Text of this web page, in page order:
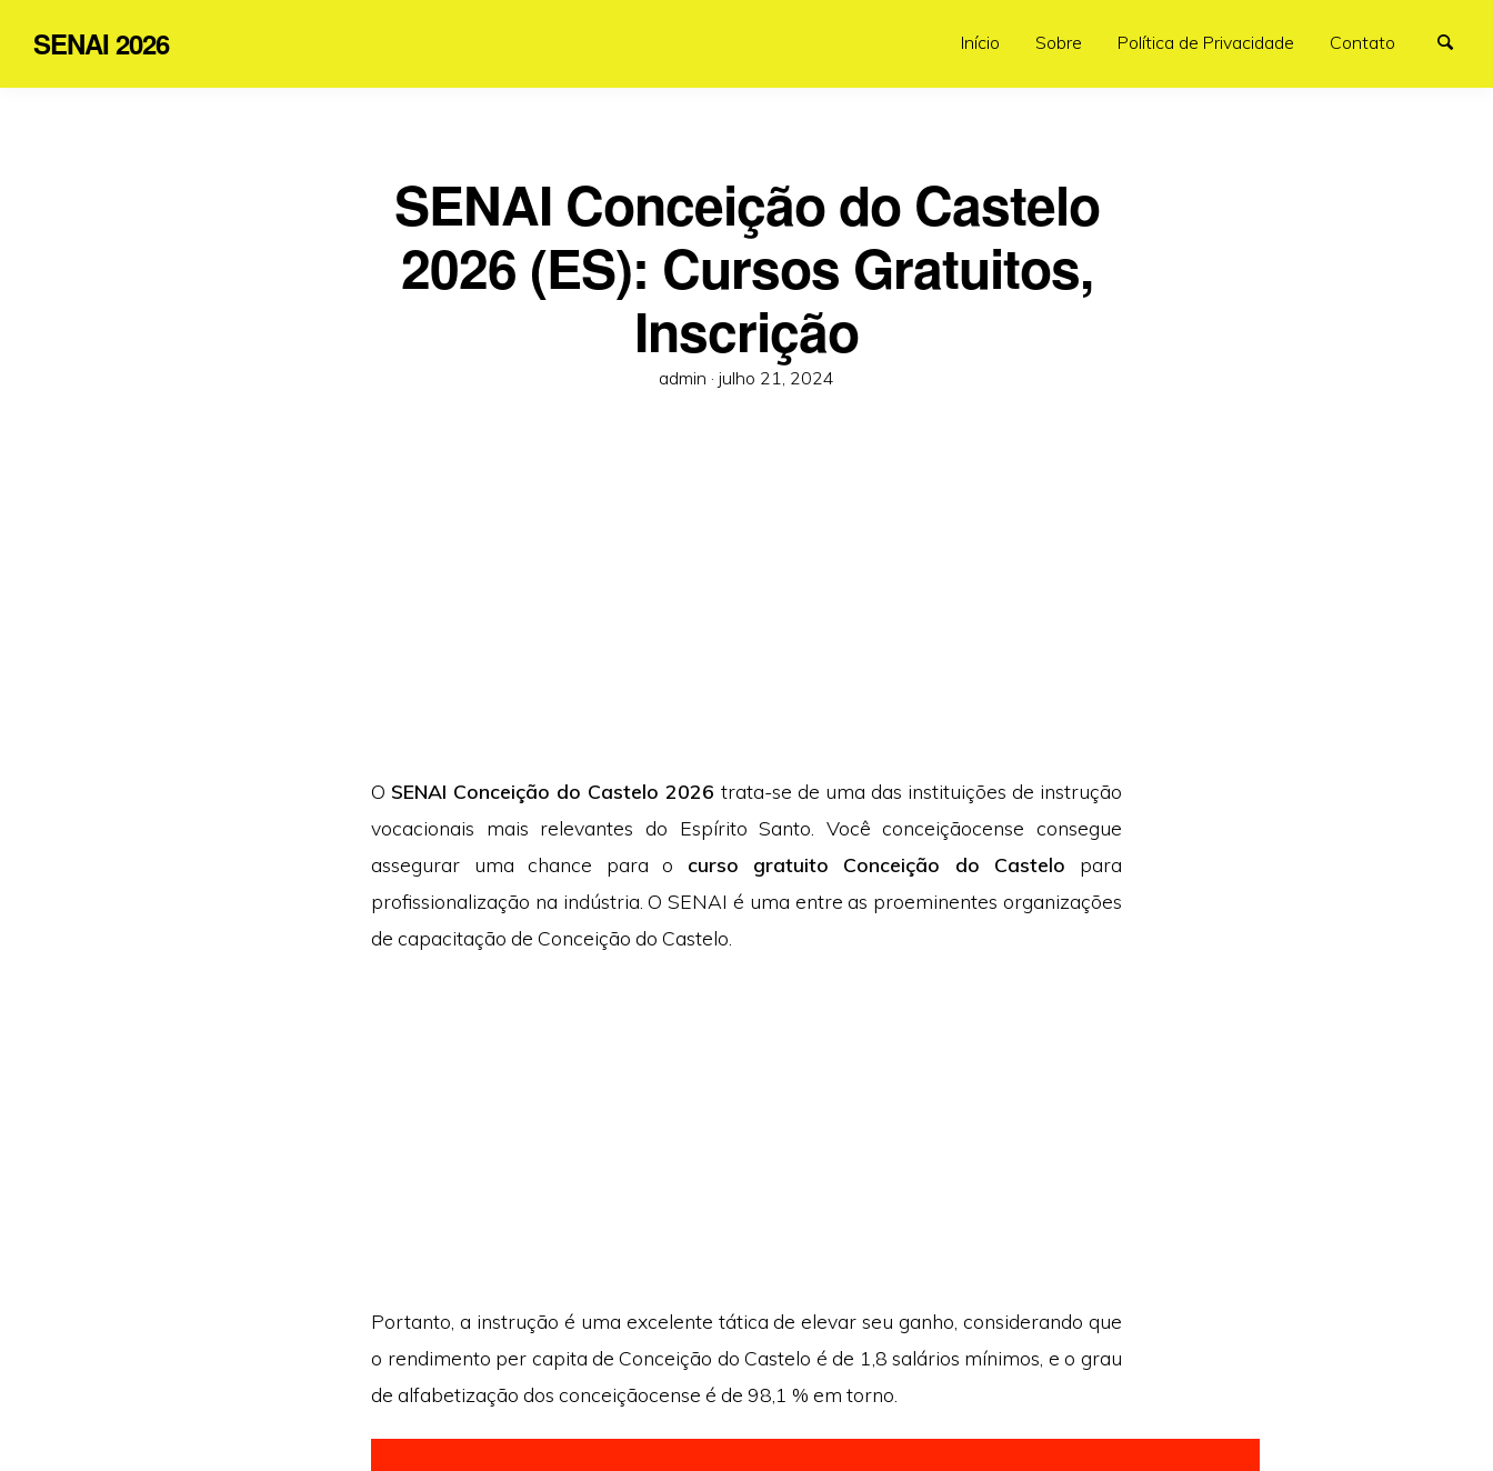
SENAI 2026 Início Sobre Política de Privacidade Contato
SENAI Conceição do Castelo
2026 (ES): Cursos Gratuitos,
Inscrição
admin · Posted
julho 21, 2024
O SENAI Conceição do Castelo 2026 trata-se de uma das instituições de instrução
vocacionais mais relevantes do Espírito Santo. Você conceiçãocense consegue
assegurar uma chance para o curso gratuito Conceição do Castelo para
profissionalização na indústria. O SENAI é uma entre as proeminentes organizações
de capacitação de Conceição do Castelo.
Portanto, a instrução é uma excelente tática de elevar seu ganho, considerando que
o rendimento per capita de Conceição do Castelo é de 1,8 salários mínimos, e o grau
de alfabetização dos conceiçãocense é de 98,1 % em torno.